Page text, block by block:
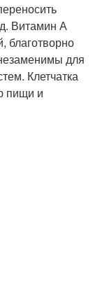
Витамин А
благотворно
для
Клетчатка
пищи и